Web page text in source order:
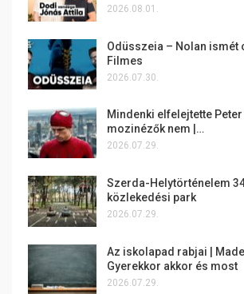
2026.08.01.
Odüsszeia – Nolan ismét
Filmes
2026.07.30.
Mindenki elfelejtette
mozinézők nem |…
2026.07.29.
Szerda-Helytörténelem
közlekedési park
2026.07.29.
Az iskolapad rabjai |
Gyerekkor akkor és most
2026.07.29.